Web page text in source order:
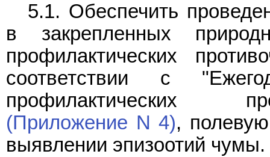
5.1. Обеспечить
в закрепленных
профилактических
соответствии с
профилактических
(Приложение N 4),
выявлении эпизоотий чумы.